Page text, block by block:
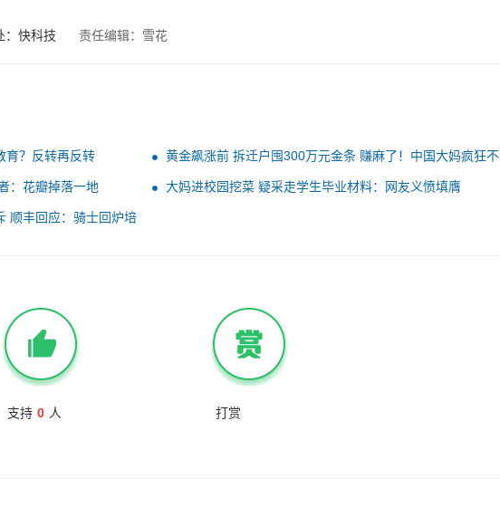
：快科技 责任编辑：雪花
育？反转再反转
黄金飙涨前 拆迁户囤300万元金条 赚麻了！中国大妈疯狂不
：花瓣掉落一地 大妈进校园挖菜 疑采走学生毕业材料：网友义愤填膺
顺丰回应：骑士回炉培
支持 0 人 打赏